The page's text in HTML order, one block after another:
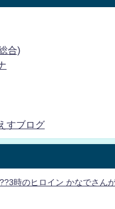
合)
すブログ
時のヒロイン かなでさん